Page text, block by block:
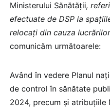
Ministerului Sănătăţii,
efectuate de DSP la
relocați din cauza
comunicăm următoarele:
Având în vedere Planul
de control în sănătate
2024, precum și atribuțiile